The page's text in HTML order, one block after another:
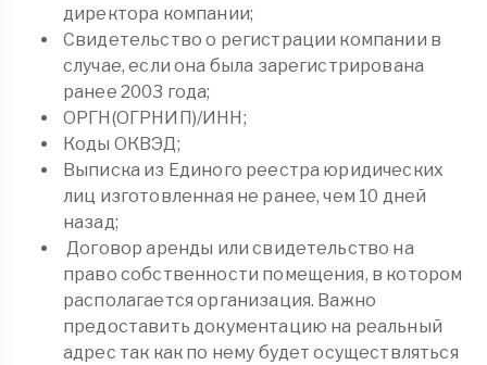
директора компании;
Свидетельство о регистрации компании в
случае, если она была зарегистрирована
ранее 2003 года;
ОРГН(ОГРНИП)/ИНН;
Коды ОКВЭД;
Выписка из Единого реестра юридических
лиц изготовленная не ранее, чем 10 дней
назад;
Договор аренды или свидетельство на
право собственности помещения, в котором
располагается организация. Важно
предоставить документацию на реальный
адрес так как по нему будет осуществляться